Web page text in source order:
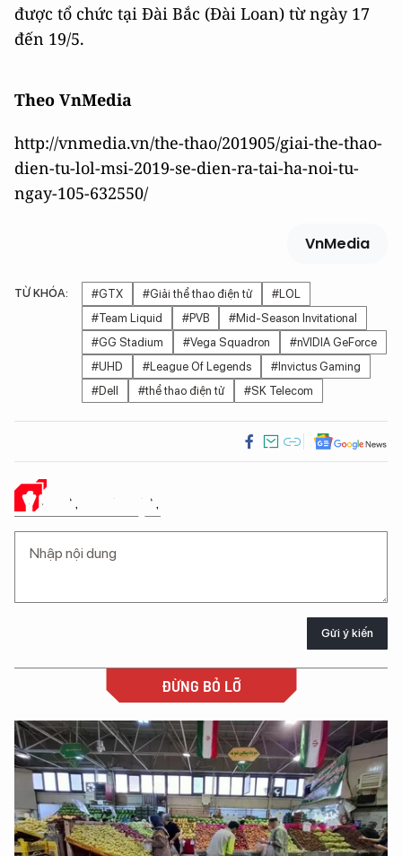
được tổ chức tại Đài Bắc (Đài Loan) từ ngày 17
đến 19/5.
Theo VnMedia
http://vnmedia.vn/the-thao/201905/giai-the-thao-
dien-tu-lol-msi-2019-se-dien-ra-tai-ha-noi-tu-
ngay-105-632550/
VnMedia
TỪ KHÓA: #GTX #Giải thể thao điện tử
#LOL
#Team Liquid
#PVB
#Mid-Season Invitational
#GG Stadium
#Vega Squadron
#nVIDIA GeForce
#UHD
#League Of Legends
#Invictus Gaming
#Dell
#thể thao điện tử #SK Telecom
Ý KIẾN CỦA BẠN
Gửi ý kiến
ĐỪNG BỎ LỠ